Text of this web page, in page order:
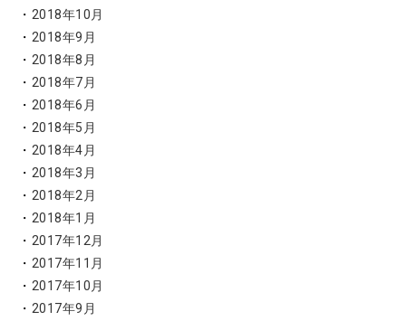
2018年10月
2018年9月
2018年8月
2018年7月
2018年6月
2018年5月
2018年4月
2018年3月
2018年2月
2018年1月
2017年12月
2017年11月
2017年10月
2017年9月